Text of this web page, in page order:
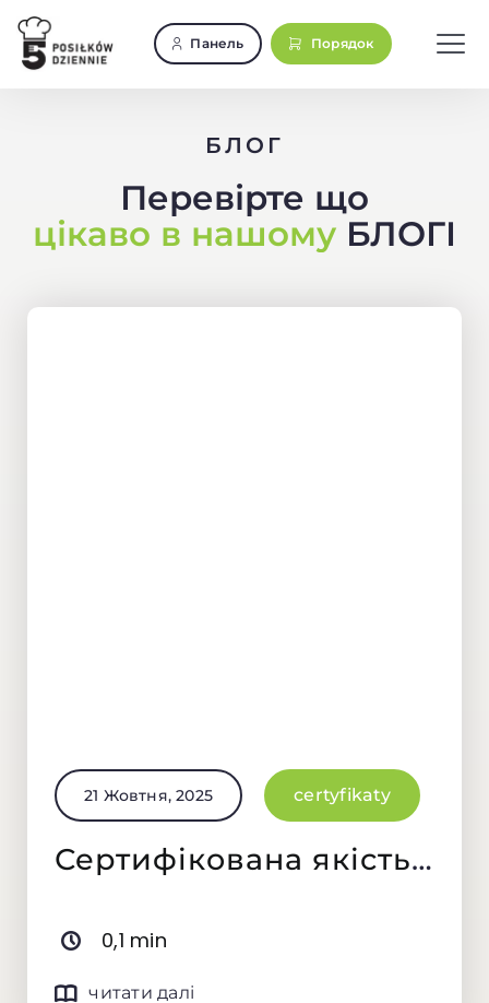
Skip
content
Панель Порядок
БЛОГ
Перевірте що
цікаво в нашому БЛОГІ
21 Жовтня, 2025 certyfikaty
Сертифікована якість — як ми забезпечуємо безпеку ваших страв
0,1 min
читати далі